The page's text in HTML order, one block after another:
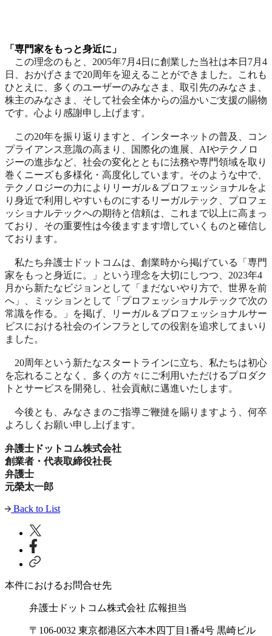
「専門家をもっと身近に」
この理念のもと、2005年7月4日に創業した当社は本日7月4
日、おかげさまで20周年を迎えることができました。これも
ひとえに、多くのユーザーのみなさま、取引先のみなさま、
株主のみなさま、そして社会全体からの温かいご支援の賜物
です。心より感謝申し上げます。
この20年を振り返りますと、インターネットの普及、コン
プライアンス意識の高まり、国際化の進展、AIやテクノロ
ジーの進歩など、社会の変化とともに法務や専門領域を取り
巻くニーズも多様化・高度化しています。そのような中で、
テクノロジーの力によりリーガル＆プロフェッショナルをよ
り身近で利用しやすいものにするリーガルテック、プロフェ
ッショナルテックへの期待と信頼は、これまで以上に高まっ
ており、その重要性は今後ますます増していくものと確信し
ております。
私たち弁護士ドットコムは、創業時から掲げている「専門
家をもっと身近に。」という理念を大切にしつつ、2023年4
月から新たなビジョンとして「まだないやり方で、世界を前
へ」、ミッションとして「プロフェッショナルテックで次の
常識を作る。」を掲げ、リーガル＆プロフェッショナルサー
ビスにおける社会のインフラとしての役割を追求してまいり
ました。
20周年という新たなスタートラインに立ち、私たちは初心
を忘れることなく、多くの方々にご利用いただけるプロダク
トとサービスを開発し、社会貢献に邁進いたします。
今後とも、みなさまのご指導ご鞭撻を賜りますよう、何卒
よろしくお願い申し上げます。
弁護士ドットコム株式会社
創業者・代表取締役社長
弁護士
元榮太一郎
Back to List
本件におけるお問合せ先
弁護士ドットコム株式会社 広報担当
〒106-0032 東京都港区六本木四丁目1番4号 黒崎ビル